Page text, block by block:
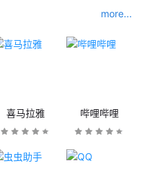
more...
喜马拉雅 哔哩哔哩